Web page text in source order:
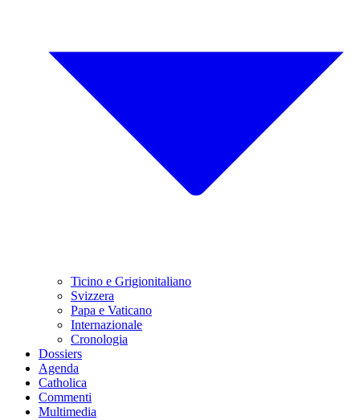
Ticino e Grigionitaliano
Svizzera
Papa e Vaticano
Internazionale
Cronologia
Dossiers
Agenda
Catholica
Commenti
Multimedia